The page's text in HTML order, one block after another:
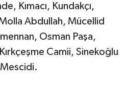
Kımacı, Kundakçı,
Abdullah, Mücellid
Osman Paşa,
Camii, Sinekoğlu